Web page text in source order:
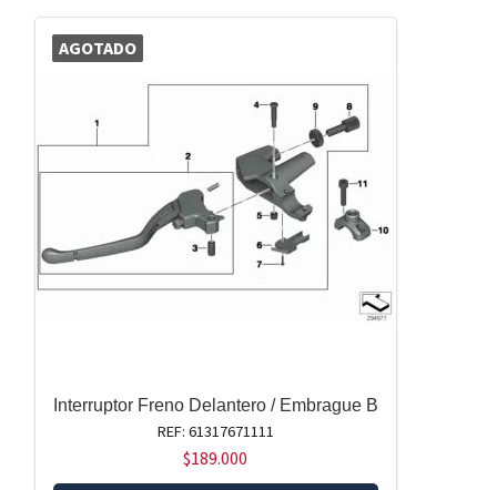
AGOTADO
Interruptor Freno Delantero / Embrague B
REF: 61317671111
$189.000